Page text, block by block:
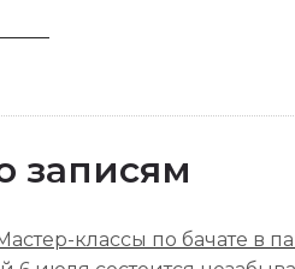
записям
классы по бачате в